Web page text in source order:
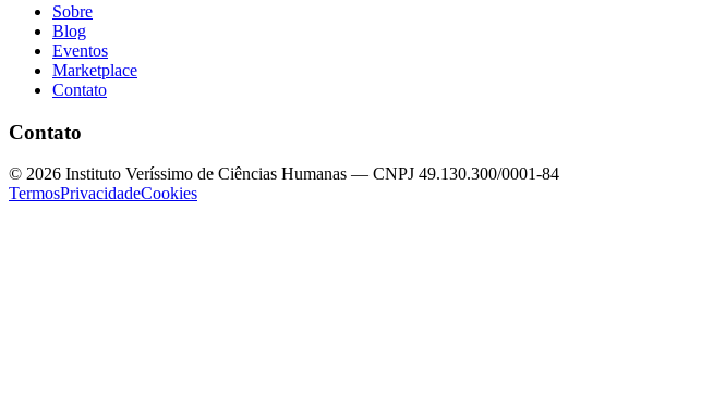
Sobre
Blog
Eventos
Marketplace
Contato
Contato
© 2026 Instituto Veríssimo de Ciências Humanas — CNPJ 49.130.300/0001-84
TermosPrivacidadeCookies